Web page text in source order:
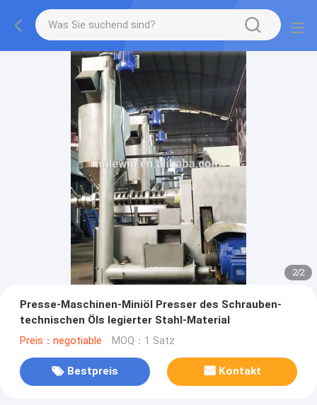
2/2
Presse-Maschinen-Miniöl Presser des Schrauben-
technischen Öls legierter Stahl-Material
Preis：negotiable MOQ：1 Satz
Bestpreis Kontakt